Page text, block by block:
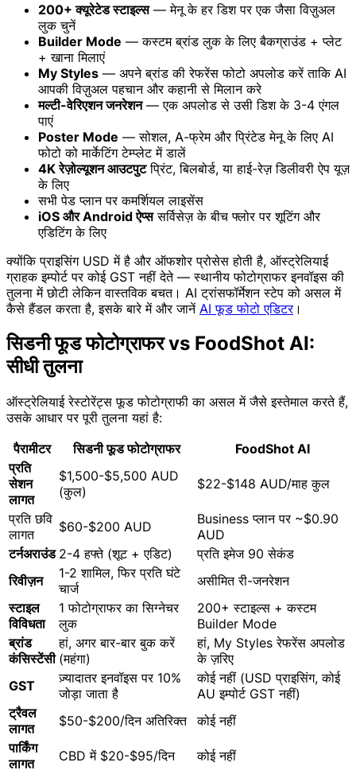
200+ क्यूरेटेड स्टाइल्स— मेनू के हर डिश पर एक जैसा विज़ुअल
लुक चुनें
Builder Mode — कस्टम ब्रांड लुक के लिए बैकग्राउंड + प्लेट
+ खाना मिलाएं
My Styles — अपने ब्रांड की रेफरेंस फोटो अपलोड करें ताकि AI
आपकी विज़ुअल पहचान और कहानी से मिलान करे
मल्टी-वेरिएशन जनरेशन— एक अपलोड से उसी डिश के 3-4 एंगल
पाएं
Poster Mode — सोशल, A-फ्रेम और प्रिंटेड मेनू के लिए AI
फोटो को मार्केटिंग टेम्प्लेट में डालें
4K रेज़ोल्यूशन आउटपुटप्रिंट, बिलबोर्ड, या हाई-रेज़ डिलीवरी ऐप यूज़
के लिए
सभी पेड प्लान पर कमर्शियल लाइसेंस
iOS और Android ऐप्ससर्विसेज़ के बीच फ्लोर पर शूटिंग और
एडिटिंग के लिए
क्योंकि प्राइसिंग USD में है और ऑफशोर प्रोसेस होती है, ऑस्ट्रेलियाई
ग्राहक इम्पोर्ट पर कोई GST नहीं देते — स्थानीय फोटोग्राफर इनवॉइस की
तुलना में छोटी लेकिन वास्तविक बचत। AI ट्रांसफॉर्मेशन स्टेप को असल में
कैसे हैंडल करता है, इसके बारे में और जानें AI फूड फोटो एडिटर।
सिडनी फूड फोटोग्राफर vs FoodShot AI:
सीधी तुलना
ऑस्ट्रेलियाई रेस्टोरेंट्स फूड फोटोग्राफी का असल में जैसे इस्तेमाल करते हैं,
उसके आधार पर पूरी तुलना यहां है:
पैरामीटर
सिडनी फूड फोटोग्राफर
FoodShot AI
प्रति
सेशन
लागत
$1,500-$5,500 AUD
(कुल)
$22-$148 AUD/माह कुल
प्रति छवि
लागत
$60-$200 AUD
Business प्लान पर ~$0.90
AUD
टर्नअराउंड 2-4 हफ्ते (शूट + एडिट)
प्रति इमेज 90 सेकंड
रिवीज़न
1-2 शामिल, फिर प्रति घंटे
चार्ज
असीमित री-जनरेशन
स्टाइल
विविधता
1 फोटोग्राफर का सिग्नेचर
लुक
200+ स्टाइल्स + कस्टम
Builder Mode
ब्रांड
कंसिस्टेंसी
हां, अगर बार-बार बुक करें
(महंगा)
हां, My Styles रेफरेंस अपलोड
के ज़रिए
GST
ज़्यादातर इनवॉइस पर 10%
जोड़ा जाता है
कोई नहीं (USD प्राइसिंग, कोई
AU इम्पोर्ट GST नहीं)
ट्रैवल
लागत
$50-$200/दिन अतिरिक्त
कोई नहीं
पार्किंग
लागत
CBD में $20-$95/दिन कोई नहीं